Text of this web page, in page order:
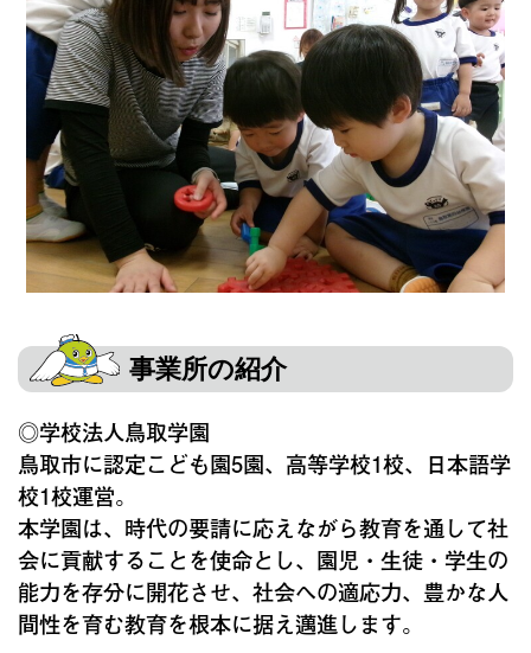
事業所の紹介
◎学校法人鳥取学園
鳥取市に認定こども園5園、高等学校1校、日本語学
校1校運営。
本学園は、時代の要請に応えながら教育を通して社
会に貢献することを使命とし、園児・生徒・学生の
能力を存分に開花させ、社会への適応力、豊かな人
間性を育む教育を根本に据え邁進します。